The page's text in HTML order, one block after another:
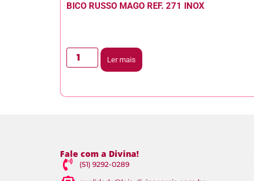
BICO RUSSO MAGO REF. 271 INOX
Ler mais
Fale com a Divina!
(51) 9292-0289